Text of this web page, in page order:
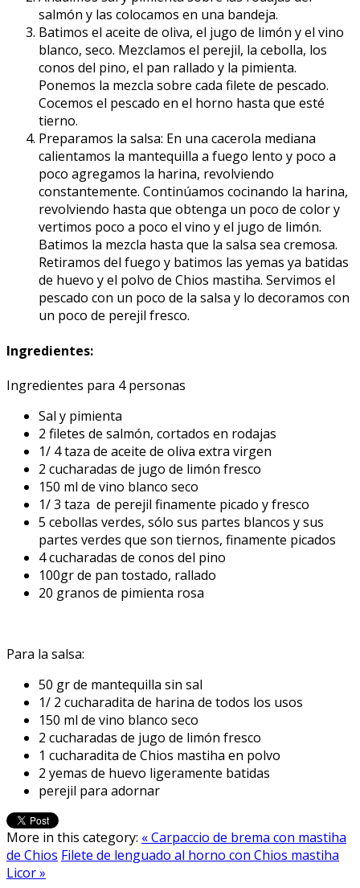
salmón y las colocamos en una bandeja.
Batimos el aceite de oliva, el jugo de limón y el vino
blanco, seco. Mezclamos el perejil, la cebolla, los
conos del pino, el pan rallado y la pimienta.
Ponemos la mezcla sobre cada filete de pescado.
Cocemos el pescado en el horno hasta que esté
tierno.
Preparamos la salsa: En una cacerola mediana
calientamos la mantequilla a fuego lento y poco a
poco agregamos la harina, revolviendo
constantemente. Continúamos cocinando la harina,
revolviendo hasta que obtenga un poco de color y
vertimos poco a poco el vino y el jugo de limón.
Batimos la mezcla hasta que la salsa sea cremosa.
Retiramos del fuego y batimos las yemas ya batidas
de huevo y el polvo de Chios mastiha. Servimos el
pescado con un poco de la salsa y lo decoramos con
un poco de perejil fresco.
Ingredientes:
Ingredientes para 4 personas
Sal y pimienta
2 filetes de salmón, cortados en rodajas
1/ 4 taza de aceite de oliva extra virgen
2 cucharadas de jugo de limón fresco
150 ml de vino blanco seco
1/ 3 taza de perejil finamente picado y fresco
5 cebollas verdes, sólo sus partes blancos y sus
partes verdes que son tiernos, finamente picados
4 cucharadas de conos del pino
100gr de pan tostado, rallado
20 granos de pimienta rosa
Para la salsa:
50 gr de mantequilla sin sal
1/ 2 cucharadita de harina de todos los usos
150 ml de vino blanco seco
2 cucharadas de jugo de limón fresco
1 cucharadita de Chios mastiha en polvo
2 yemas de huevo ligeramente batidas
perejil para adornar
More in this category: « Carpaccio de brema con mastiha
de Chios Filete de lenguado al horno con Chios mastiha
Licor »